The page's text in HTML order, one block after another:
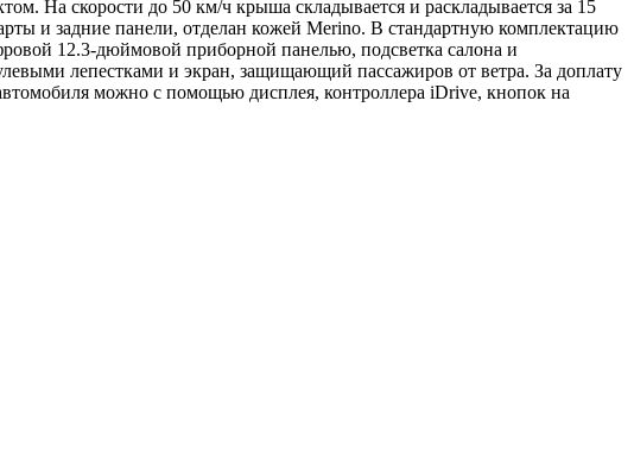
На скорости до 50 км/ч крыша складывается и раскладывается за 15
и задние панели, отделан кожей Merino. В стандартную комплектацию
12.3-дюймовой приборной панелью, подсветка салона и
лепестками и экран, защищающий пассажиров от ветра. За доплату
можно с помощью дисплея, контроллера iDrive, кнопок на